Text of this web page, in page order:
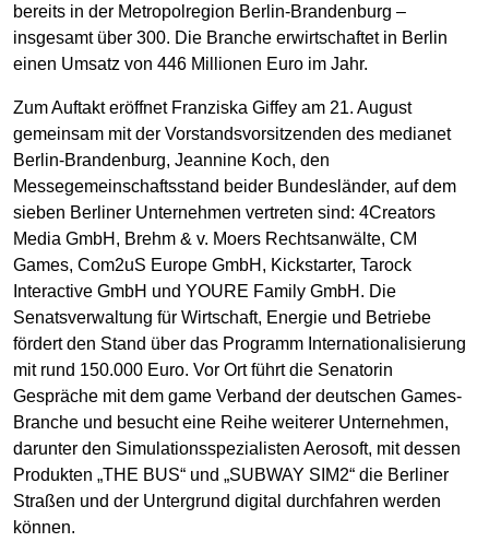
bereits in der Metropolregion Berlin-Brandenburg –
insgesamt über 300. Die Branche erwirtschaftet in Berlin
einen Umsatz von 446 Millionen Euro im Jahr.
Zum Auftakt eröffnet Franziska Giffey am 21. August
gemeinsam mit der Vorstandsvorsitzenden des medianet
Berlin-Brandenburg, Jeannine Koch, den
Messegemeinschaftsstand beider Bundesländer, auf dem
sieben Berliner Unternehmen vertreten sind: 4Creators
Media GmbH, Brehm & v. Moers Rechtsanwälte, CM
Games, Com2uS Europe GmbH, Kickstarter, Tarock
Interactive GmbH und YOURE Family GmbH. Die
Senatsverwaltung für Wirtschaft, Energie und Betriebe
fördert den Stand über das Programm Internationalisierung
mit rund 150.000 Euro. Vor Ort führt die Senatorin
Gespräche mit dem game Verband der deutschen Games-
Branche und besucht eine Reihe weiterer Unternehmen,
darunter den Simulationsspezialisten Aerosoft, mit dessen
Produkten „THE BUS“ und „SUBWAY SIM2“ die Berliner
Straßen und der Untergrund digital durchfahren werden
können.